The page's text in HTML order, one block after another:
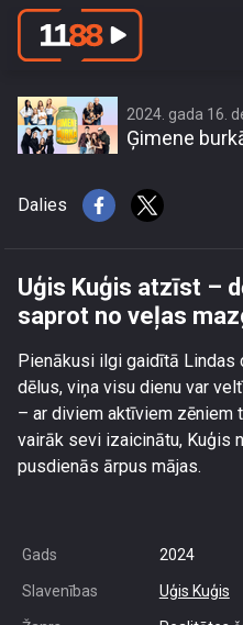
Uģis Kuģis atzīst
2024. gada 16.
Ģimene
Dalies
Uģis Kuģis atzīst –
saprot no veļas
Pienākusi ilgi gaidītā Lindas
dēlus, viņa visu dienu var
– ar diviem aktīviem zēniem
vairāk sevi izaicinātu, Kuģis
pusdienās ārpus mājas.
Gads 2024
Slavenības Uģis Kuģis